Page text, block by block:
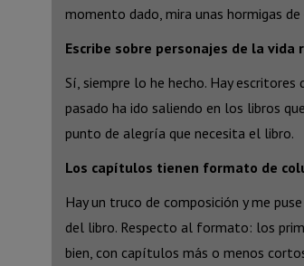
momento dado, mira unas hormigas de
Escribe sobre personajes de la
Sí, siempre lo he hecho. Hay
pasado ha ido saliendo en los libros
punto de alegría que necesita el libro.
Los capítulos tienen formato de
Hay un truco de composición y me
del libro. Respecto al formato: los
bien, con capítulos más o menos